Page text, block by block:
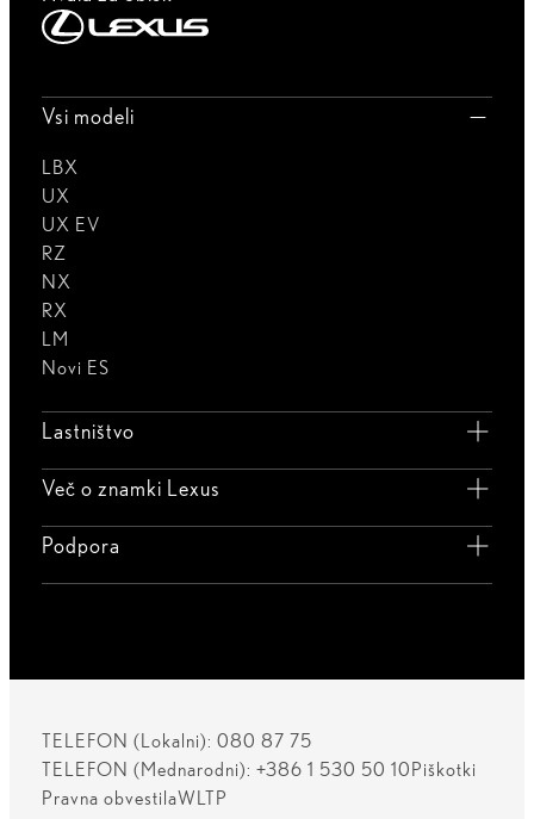
Vsi modeli
LBX
UX
UX EV
RZ
NX
RX
LM
Novi ES
Lastništvo
Več o znamki Lexus
Podpora
TELEFON (Lokalni): 080 87 75
TELEFON (Mednarodni): +386 1 530 50 10 Piškotki
Pravna obvestilaWLTP